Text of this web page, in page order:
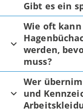
Gibt es ein
Wie oft
werden,
muss?
Wer
und